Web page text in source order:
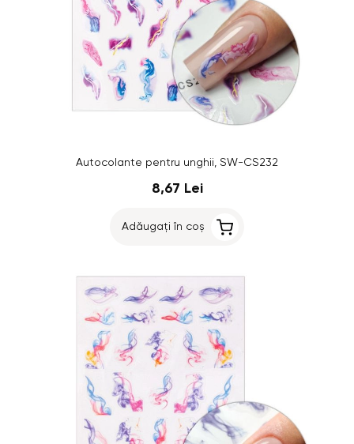
Autocolante pentru unghii, SW-CS232
8,67 Lei
Adăugați în coș